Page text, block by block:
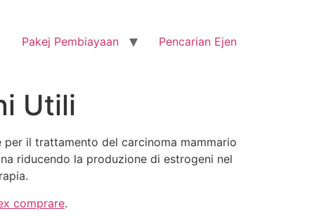
Pakej Pembiayaan Pencarian Ejen
Utili
il trattamento del carcinoma mammario
riducendo la produzione di estrogeni nel
comprare.